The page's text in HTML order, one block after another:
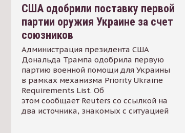
США одобрили поставку первой
партии оружия Украине за счет
союзников
Администрация президента США
Дональда Трампа одобрила первую
партию военной помощи для Украины
в рамках механизма Priority Ukraine
Requirements List. Об
этом сообщает Reuters со ссылкой на
два источника, знакомых с ситуацией